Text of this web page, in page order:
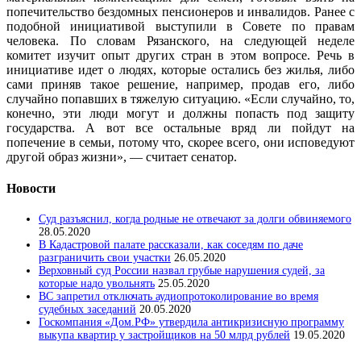
попечительство бездомных пенсионеров и инвалидов. Ранее с
подобной инициативой выступили в Совете по правам
человека. По словам Рязанского, на следующей неделе
комитет изучит опыт других стран в этом вопросе. Речь в
инициативе идет о людях, которые остались без жилья, либо
сами приняв такое решение, например, продав его, либо
случайно попавших в тяжелую ситуацию. «Если случайно, то,
конечно, эти люди могут и должны попасть под защиту
государства. А вот все остальные вряд ли пойдут на
попечение в семьи, потому что, скорее всего, они исповедуют
другой образ жизни», — считает сенатор.
Новости
Суд разъяснил, когда родные не отвечают за долги обвиняемого
28.05.2020
В Кадастровой палате рассказали, как соседям по даче
разграничить свои участки 26.05.2020
Верховный суд России назвал грубые нарушения судей, за
которые надо увольнять 25.05.2020
ВС запретил отключать аудиопротоколирование во время
судебных заседаний 20.05.2020
Госкомпания «Дом.РФ» утвердила антикризисную программу
выкупа квартир у застройщиков на 50 млрд рублей 19.05.2020